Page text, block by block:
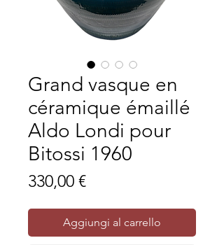
Grand vasque en
céramique émaillé
Aldo Londi pour
Bitossi 1960
330,00 €Prezzo
Aggiungi al carrello